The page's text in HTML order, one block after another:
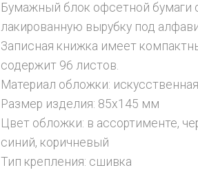
Бумажный блок офсетной бумаги
лакированную вырубку под
Записная книжка имеет
содержит 96 листов.
Материал обложки:
Размер изделия: 85х145 мм
Цвет обложки: в ассортименте,
синий, коричневый
Тип крепления: сшивка